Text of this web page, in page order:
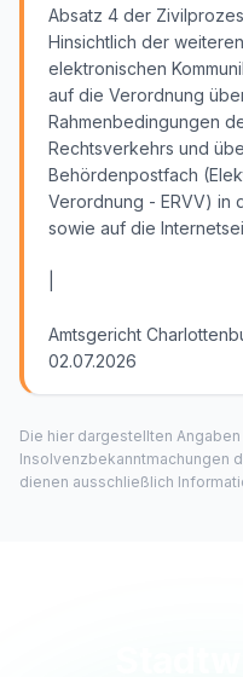
Absatz 4 der
Hinsichtlich der
elektronischen
auf die Verordnung
Rahmenbedingungen
Rechtsverkehrs und
Behördenpostfach
Verordnung - ERVV) in
sowie auf die
Amtsgericht
02.07.2026
Die hier dargestellten
Insolvenzbekanntmachungen
dienen ausschließlich